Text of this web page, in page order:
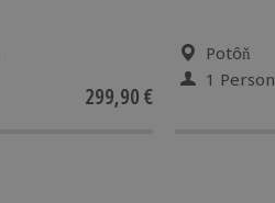
299,90 €
Potôň
1 Person